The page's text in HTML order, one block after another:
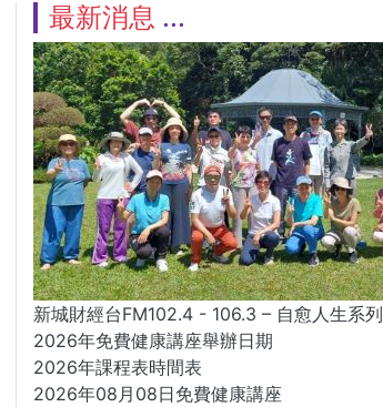
最新消息
新城財經台FM102.4 - 106.3 – 自愈人生系列
2026年免費健康講座舉辦日期
2026年課程表時間表
2026年08月08日免費健康講座